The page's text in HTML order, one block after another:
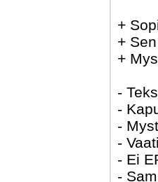
+
+
+
-
-
-
-
- Ei
-